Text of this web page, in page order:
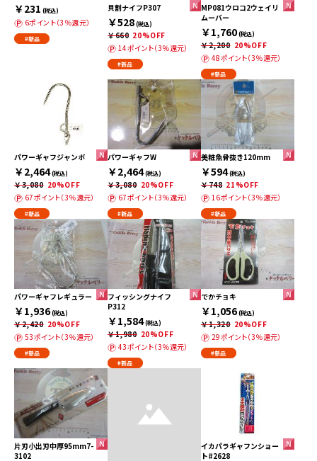
￥231 (税込)
6ポイント（3％還元）
#新品
貝割ナイフP307
￥528(税込)
￥660 20%OFF
14ポイント（3％還元）
#新品
MP081ウロコ2ウェイリ
ムーバー
￥1,760(税込)
￥2,200 20%OFF
48ポイント（3％還元）
#新品
パワーギャフジャンボ
￥2,464(税込)
￥3,080 20%OFF
67ポイント（3％還元）
#新品
パワーギャフW
￥2,464(税込)
￥3,080 20%OFF
67ポイント（3％還元）
#新品
美粧魚骨抜き120mm
￥594(税込)
￥748 21%OFF
16ポイント（3％還元）
#新品
パワーギャフレギュラー
￥1,936(税込)
￥2,420 20%OFF
53ポイント（3％還元）
#新品
フィッシングナイフ
P312
￥1,584(税込)
￥1,980 20%OFF
43ポイント（3％還元）
#新品
でかチョキ
￥1,056(税込)
￥1,320 20%OFF
29ポイント（3％還元）
#新品
片刃小出刃中厚95mm7-
3102
イカパラギャフンショー
ト#2628